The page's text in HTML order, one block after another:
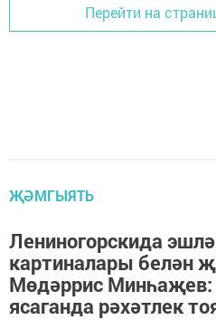
Перейти на
ҖӘМГЫЯТЬ
Лениногорскида
картиналары белән
Мөдәррис Минһаҗев:
ясаганда рәхәтлек